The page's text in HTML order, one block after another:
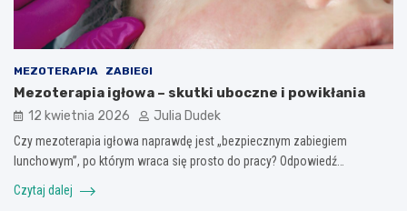
MEZOTERAPIA ZABIEGI
Mezoterapia igłowa – skutki uboczne i powikłania
12 kwietnia 2026 Julia Dudek
Czy mezoterapia igłowa naprawdę jest „bezpiecznym zabiegiem
lunchowym”, po którym wraca się prosto do pracy? Odpowiedź…
Czytaj dalej